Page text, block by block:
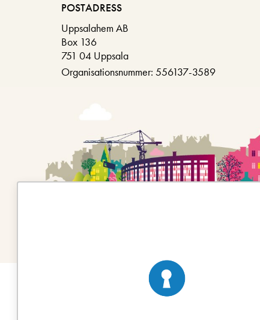
POSTADRESS
Uppsalahem AB
Box 136
751 04 Uppsala
Organisationsnummer: 556137-3589